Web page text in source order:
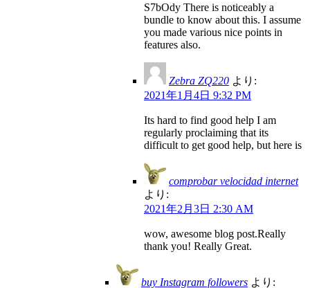
S7bOdy There is noticeably a
bundle to know about this. I assume
you made various nice points in
features also.
Zebra ZQ220 より:
2021年1月4日 9:32 PM
Its hard to find good help I am
regularly proclaiming that its
difficult to get good help, but here is
comprobar velocidad internet
より:
2021年2月3日 2:30 AM
wow, awesome blog post.Really
thank you! Really Great.
buy Instagram followers より: